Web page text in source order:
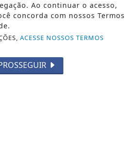
e Nathalia
“Pentecostes”, um
pelo...
Ao continuar o acesso,
concorda com nossos Termos
ACESSE NOSSOS TERMOS